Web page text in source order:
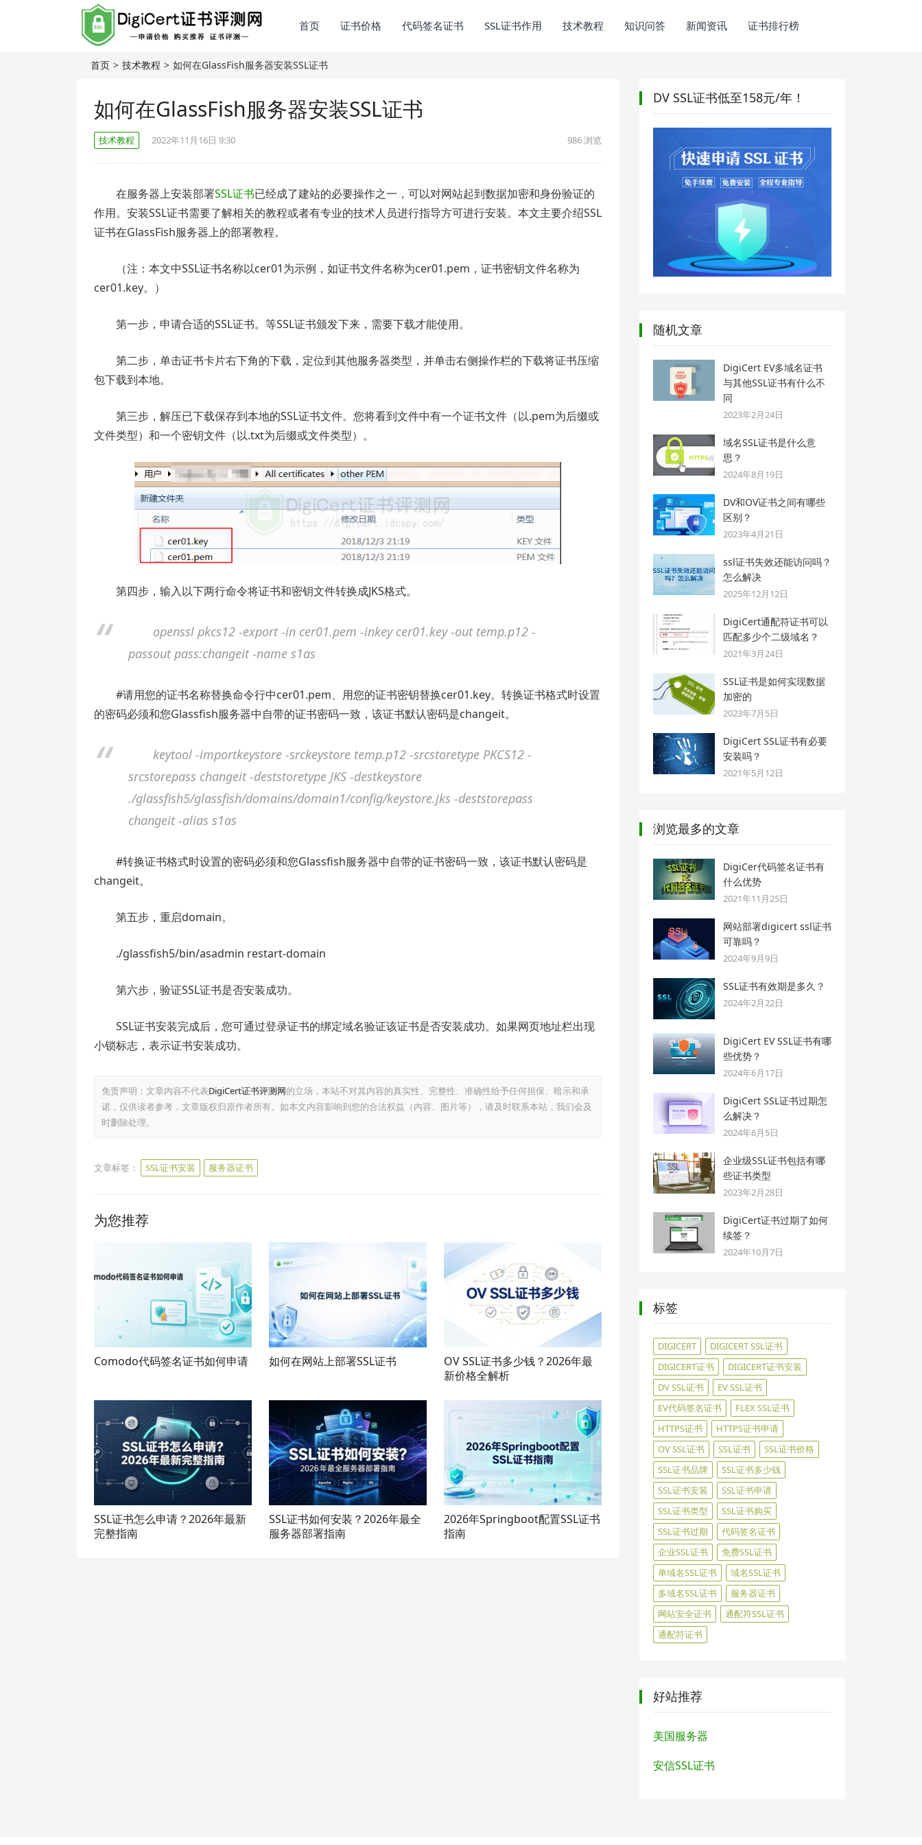
首页 证书价格 代码签名证书 SSL证书作用 技术教程 知识问答 新闻资讯 证书排行榜
首页 > 技术教程 > 如何在GlassFish服务器安装SSL证书
如何在GlassFish服务器安装SSL证书
技术教程 2022年11月16日 9:30 986浏览
在服务器上安装部署SSL证书已经成了建站的必要操作之一，可以对网站起到数据加密和身份验证的
作用。安装SSL证书需要了解相关的教程或者有专业的技术人员进行指导方可进行安装。本文主要介绍SSL
证书在GlassFish服务器上的部署教程。
（注：本文中SSL证书名称以cer01为示例，如证书文件名称为cer01.pem，证书密钥文件名称为
cer01.key。）
第一步，申请合适的SSL证书。等SSL证书颁发下来，需要下载才能使用。
第二步，单击证书卡片右下角的下载，定位到其他服务器类型，并单击右侧操作栏的下载将证书压缩
包下载到本地。
第三步，解压已下载保存到本地的SSL证书文件。您将看到文件中有一个证书文件（以.pem为后缀或
文件类型）和一个密钥文件（以.txt为后缀或文件类型）。
第四步，输入以下两行命令将证书和密钥文件转换成JKS格式。
openssl pkcs12 -export -in cer01.pem -inkey cer01.key -out temp.p12 -
passout pass:changeit -name s1as
#请用您的证书名称替换命令行中cer01.pem、用您的证书密钥替换cer01.key。转换证书格式时设置
的密码必须和您Glassfish服务器中自带的证书密码一致，该证书默认密码是changeit。
keytool -importkeystore -srckeystore temp.p12 -srcstoretype PKCS12 -
srcstorepass changeit -deststoretype JKS -destkeystore
./glassfish5/glassfish/domains/domain1/config/keystore.jks -deststorepass
changeit -alias s1as
#转换证书格式时设置的密码必须和您Glassfish服务器中自带的证书密码一致，该证书默认密码是
changeit。
第五步，重启domain。
./glassfish5/bin/asadmin restart-domain
第六步，验证SSL证书是否安装成功。
SSL证书安装完成后，您可通过登录证书的绑定域名验证该证书是否安装成功。如果网页地址栏出现
小锁标志，表示证书安装成功。
免责声明：文章内容不代表DigiCert证书评测网的立场，本站不对其内容的真实性、完整性、准确性给予任何担保、暗示和承
诺，仅供读者参考，文章版权归原作者所有。如本文内容影响到您的合法权益（内容、图片等），请及时联系本站，我们会及
时删除处理。
文章标签： SSL证书安装 服务器证书
为您推荐
Comodo代码签名证书如何申请 如何在网站上部署SSL证书
OV SSL证书多少钱？2026年最
新价格全解析
SSL证书怎么申请？2026年最新
完整指南
SSL证书如何安装？2026年最全
服务器部署指南
2026年Springboot配置SSL证书
指南
DV SSL证书低至158元/年！
随机文章
DigiCert EV多域名证书
与其他SSL证书有什么不
同
2023年2月24日
域名SSL证书是什么意
思？
2024年8月19日
DV和OV证书之间有哪些
区别？
2023年4月21日
ssl证书失效还能访问吗？
怎么解决
2025年12月12日
DigiCert通配符证书可以
匹配多少个二级域名？
2021年3月24日
SSL证书是如何实现数据
加密的
2023年7月5日
DigiCert SSL证书有必要
安装吗？
2021年5月12日
浏览最多的文章
DigiCer代码签名证书有
什么优势
2021年11月25日
网站部署digicert ssl证书
可靠吗？
2024年9月9日
SSL证书有效期是多久？
2024年2月22日
DigiCert EV SSL证书有哪
些优势？
2024年6月17日
DigiCert SSL证书过期怎
么解决？
2024年6月5日
企业级SSL证书包括有哪
些证书类型
2023年2月28日
DigiCert证书过期了如何
续签？
2024年10月7日
标签
DIGICERT
DIGICERT SSL证书
DIGICERT证书
DIGICERT证书安装
DV SSL证书
EV SSL证书
EV代码签名证书
FLEX SSL证书
HTTPS证书
HTTPS证书申请
OV SSL证书
SSL证书
SSL证书价格
SSL证书品牌
SSL证书多少钱
SSL证书安装
SSL证书申请
SSL证书类型
SSL证书购买
SSL证书过期
代码签名证书
企业SSL证书
免费SSL证书
单域名SSL证书
域名SSL证书
多域名SSL证书
服务器证书
网站安全证书
通配符SSL证书
通配符证书
好站推荐
美国服务器
安信SSL证书